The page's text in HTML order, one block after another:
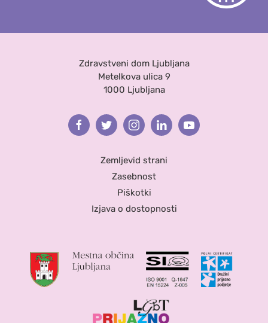
Zdravstveni dom Ljubljana
Metelkova ulica 9
1000 Ljubljana
FacebookTwitterInstagramLinkedinYoutube
Zemljevid strani
Zasebnost
Piškotki
Izjava o dostopnosti